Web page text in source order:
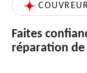
Faites
réparation